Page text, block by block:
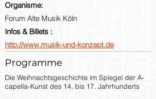
Organisme:
Forum Alte Musik Köln
Infos & Billets :
http://www.musik-und-konzept.de
Programme
Die Weihnachtsgeschichte im Spiegel der A-
capella-Kunst des 14. bis 17. Jahrhunderts